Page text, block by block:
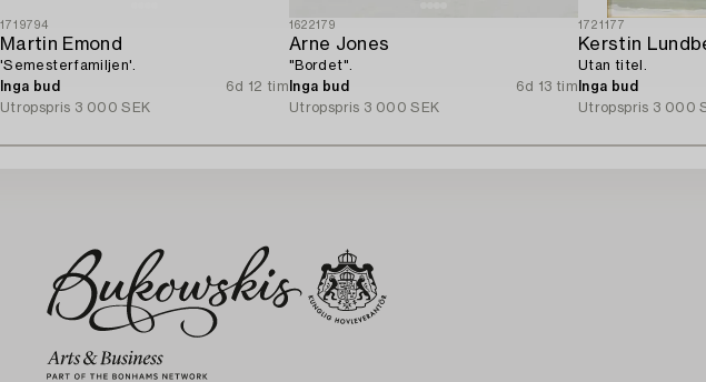
1719794
Martin Emond
'Semesterfamiljen'.
Inga bud
6d 12 tim
Utropspris 3 000 SEK
1622179
Arne Jones
"Bordet".
Inga bud
6d 13 tim
Utropspris 3 000 SEK
1721177
Kerstin
Utan titel.
Inga bud
Utropspris 3 000